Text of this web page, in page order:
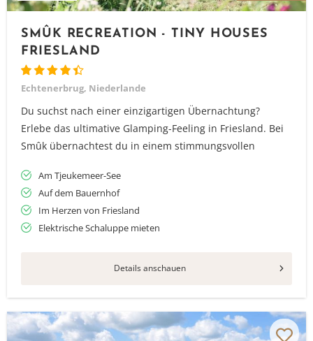
SMÛK RECREATION - TINY HOUSES
FRIESLAND
Echtenerbrug, Niederlande
Du suchst nach einer einzigartigen Übernachtung?
Erlebe das ultimative Glamping-Feeling in Friesland. Bei
Smûk übernachtest du in einem stimmungsvollen
Am Tjeukemeer-See
Auf dem Bauernhof
Im Herzen von Friesland
Elektrische Schaluppe mieten
Details anschauen